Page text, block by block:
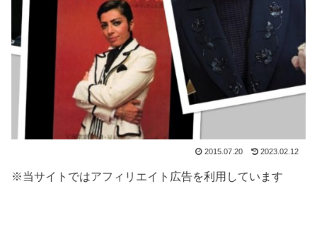
2015.07.20 2023.02.12
※当サイトではアフィリエイト広告を利用しています